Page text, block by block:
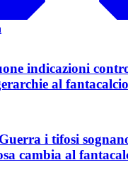
indicazioni
al fantacalcio
i tifosi
cambia al